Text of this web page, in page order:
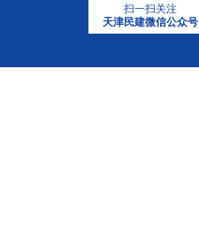
扫一扫关注
天津民建微信公众号